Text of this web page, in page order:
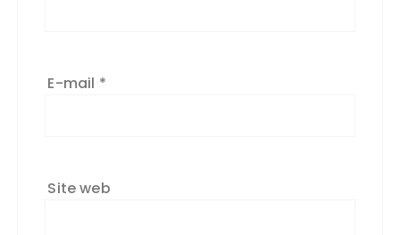
E-mail *
Site web